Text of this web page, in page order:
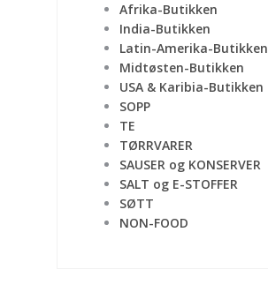
Afrika-Butikken
India-Butikken
Latin-Amerika-Butikken
Midtøsten-Butikken
USA & Karibia-Butikken
SOPP
TE
TØRRVARER
SAUSER og KONSERVER
SALT og E-STOFFER
SØTT
NON-FOOD